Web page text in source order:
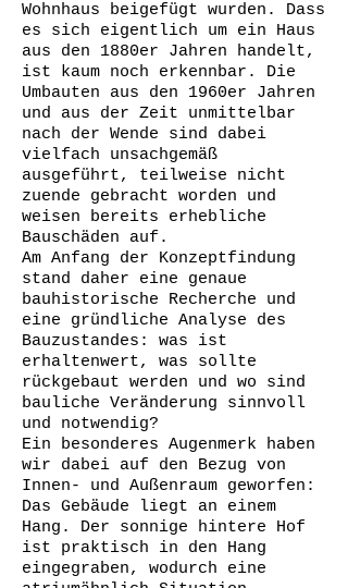
Wohnhaus beigefügt wurden. Dass
es sich eigentlich um ein Haus
aus den 1880er Jahren handelt,
ist kaum noch erkennbar. Die
Umbauten aus den 1960er Jahren
und aus der Zeit unmittelbar
nach der Wende sind dabei
vielfach unsachgemäß
ausgeführt, teilweise nicht
zuende gebracht worden und
weisen bereits erhebliche
Bauschäden auf.
Am Anfang der Konzeptfindung
stand daher eine genaue
bauhistorische Recherche und
eine gründliche Analyse des
Bauzustandes: was ist
erhaltenwert, was sollte
rückgebaut werden und wo sind
bauliche Veränderung sinnvoll
und notwendig?
Ein besonderes Augenmerk haben
wir dabei auf den Bezug von
Innen- und Außenraum geworfen:
Das Gebäude liegt an einem
Hang. Der sonnige hintere Hof
ist praktisch in den Hang
eingegraben, wodurch eine